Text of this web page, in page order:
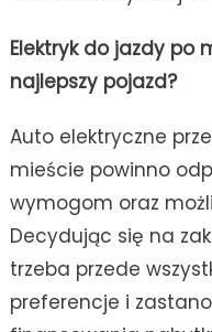
Elektryk do jazdy po
najlepszy pojazd?
Auto elektryczne
mieście powinno
wymogom oraz
Decydując się na
trzeba przede
preferencje i